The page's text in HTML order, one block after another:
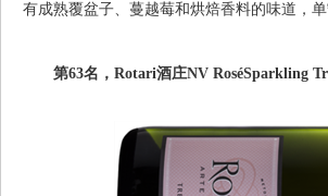
有成熟覆盆子、蔓越莓和烘焙香料的味道，
第63名，Rotari酒庄NV RoséSparkling